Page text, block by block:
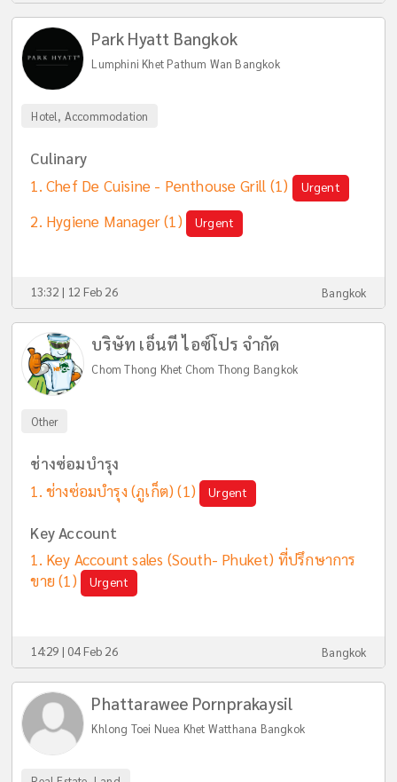
Park Hyatt Bangkok
Lumphini Khet Pathum Wan Bangkok
Hotel, Accommodation
Culinary
Chef De Cuisine - Penthouse Grill (1) Urgent
Hygiene Manager(1) Urgent
13:32 | 12 Feb 26 Bangkok
บริษัท เอ็นที ไอซ์โปร จํากัด
Chom Thong Khet Chom Thong Bangkok
Other
ช่างซ่อมบำรุง
ช่างซ่อมบำรุง (ภูเก็ต) (1) Urgent
Key Account
Key Account sales (South- Phuket) ที่ปรึกษาการ
ขาย(1) Urgent
14:29 | 04 Feb 26 Bangkok
Phattarawee Pornprakaysil
Khlong Toei Nuea Khet Watthana Bangkok